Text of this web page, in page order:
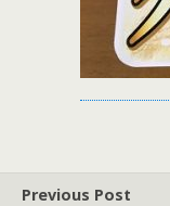
Previous Post